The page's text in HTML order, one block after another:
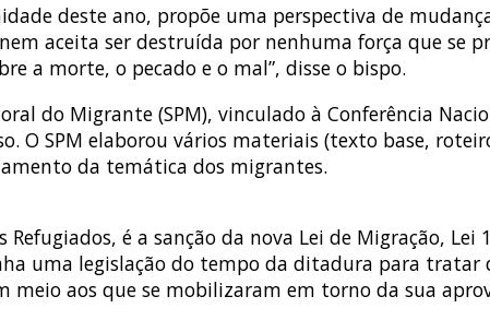
deste ano, propõe uma perspectiva de
aceita ser destruída por nenhuma força que se
a morte, o pecado e o mal”, disse o bispo.
do Migrante (SPM), vinculado à Conferência
O SPM elaborou vários materiais (texto base,
da temática dos migrantes.
é a sanção da nova Lei de Migração,
uma legislação do tempo da ditadura para
aos que se mobilizaram em torno da sua